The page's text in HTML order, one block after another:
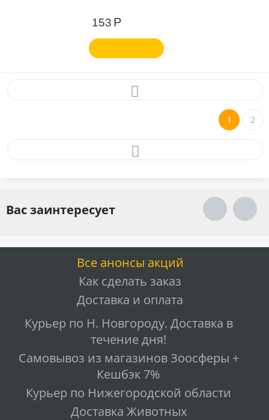
153 Р
1 2
Вас заинтересует
Все анонсы акций
Как сделать заказ
Доставка и оплата
Курьер по Н. Новгороду. Доставка в
течение дня!
Самовывоз из магазинов Зоосферы +
Кешбэк 7%
Курьер по Нижегородской области
Доставка Животных